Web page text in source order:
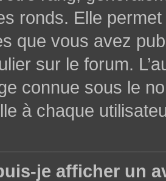
ronds. Elle
que vous avez
sur le forum.
connue sous le
à chaque
je afficher un